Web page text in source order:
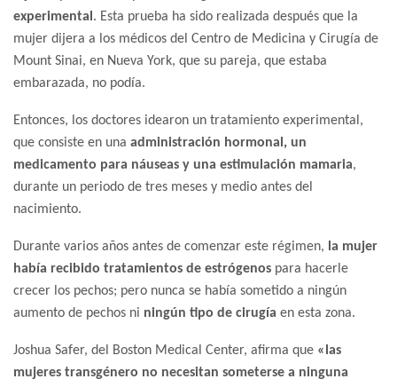
experimental . Esta prueba ha sido realizada después que la
mujer dijera a los médicos del Centro de Medicina y Cirugía de
Mount Sinai, en Nueva York, que su pareja, que estaba
embarazada, no podía.
Entonces, los doctores idearon un tratamiento experimental,
que consiste en una administración hormonal, un
medicamento para náuseas y una estimulación mamaria,
durante un periodo de tres meses y medio antes del
nacimiento.
Durante varios años antes de comenzar este régimen, la mujer
había recibido tratamientos de estrógenos para hacerle
crecer los pechos; pero nunca se había sometido a ningún
aumento de pechos ni ningún tipo de cirugía en esta zona.
Joshua Safer, del Boston Medical Center, afirma que «las
mujeres transgénero no necesitan someterse a ninguna